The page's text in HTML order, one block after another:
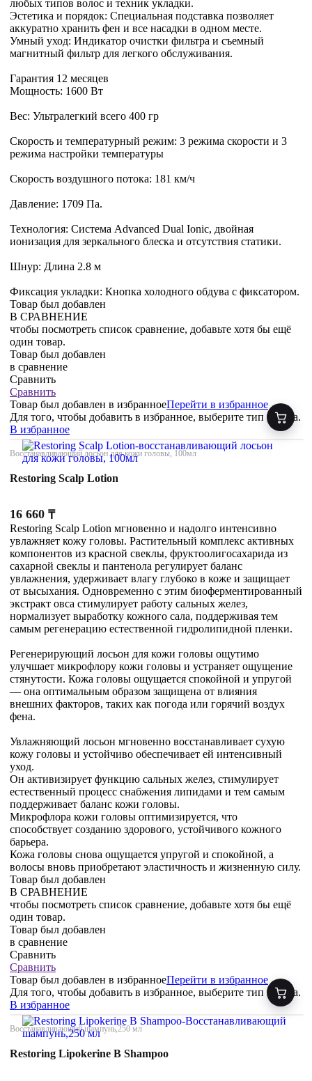
любых типов волос и техник укладки.
Эстетика и порядок: Специальная подставка позволяет
аккуратно хранить фен и все насадки в одном месте.
Умный уход: Индикатор очистки фильтра и съемный
магнитный фильтр для легкого обслуживания.
Гарантия 12 месяцев
Мощность: 1600 Вт
Вес: Ультралегкий всего 400 гр
Скорость и температурный режим: 3 режима скорости и 3
режима настройки температуры
Скорость воздушного потока: 181 км/ч
Давление: 1709 Па.
Технология: Система Advanced Dual Ionic, двойная
ионизация для зеркального блеска и отсутствия статики.
Шнур: Длина 2.8 м
Фиксация укладки: Кнопка холодного обдува с фиксатором.
Товар был добавлен
В СРАВНЕНИЕ
чтобы посмотреть список сравнение, добавьте хотя бы ещё
один товар.
Товар был добавлен
в сравнение
Сравнить
Сравнить
Товар был добавлен в избранноеПерейти в избранное
Для того, чтобы добавить в избранное, выберите тип товара.
В избранное
Восстанавливающий лосьон для кожи головы, 100мл
Restoring Scalp Lotion
16 660 ₸
Restoring Scalp Lotion мгновенно и надолго интенсивно
увлажняет кожу головы. Растительный комплекс активных
компонентов из красной свеклы, фруктоолигосахарида из
сахарной свеклы и пантенола регулирует баланс
увлажнения, удерживает влагу глубоко в коже и защищает
от высыхания. Одновременно с этим биоферментированный
экстракт овса стимулирует работу сальных желез,
нормализует выработку кожного сала, поддерживая тем
самым регенерацию естественной гидролипидной пленки.
Регенерирующий лосьон для кожи головы ощутимо
улучшает микрофлору кожи головы и устраняет ощущение
стянутости. Кожа головы ощущается спокойной и упругой
— она оптимальным образом защищена от влияния
внешних факторов, таких как погода или горячий воздух
фена.
Увлажняющий лосьон мгновенно восстанавливает сухую
кожу головы и устойчиво обеспечивает ей интенсивный
уход.
Он активизирует функцию сальных желез, стимулирует
естественный процесс снабжения липидами и тем самым
поддерживает баланс кожи головы.
Микрофлора кожи головы оптимизируется, что
способствует созданию здорового, устойчивого кожного
барьера.
Кожа головы снова ощущается упругой и спокойной, а
волосы вновь приобретают эластичность и жизненную силу.
Товар был добавлен
В СРАВНЕНИЕ
чтобы посмотреть список сравнение, добавьте хотя бы ещё
один товар.
Товар был добавлен
в сравнение
Сравнить
Сравнить
Товар был добавлен в избранноеПерейти в избранное
Для того, чтобы добавить в избранное, выберите тип товара.
В избранное
Восстанавливающий шампунь,250 мл
Restoring Lipokerine B Shampoo